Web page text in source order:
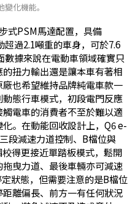
化機能。
式PSM馬達配置，具備
過2.1噸重的車身，可於7.6
據來說在電動車領域確實只
扭力輸出還是讓本車有著相
也希望維持品牌純電車款一
態行車模式，初段電門反應
電車的消費者不至於難以適
。在動能回收設計上，Q6 e-
段減速力道控制、B檔位與
得更接近單踏板模式，鬆開
曳力道、最後車輛亦可減速
狀態，但需要注意的是B檔位
離偏長、前方一有任何狀況